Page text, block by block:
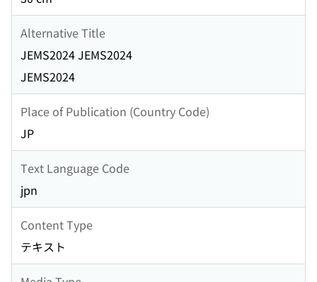
Alternative Title
JEMS2024 JEMS2024
JEMS2024
Place of Publication (Country Code)
JP
Text Language Code
jpn
Content Type
テキスト